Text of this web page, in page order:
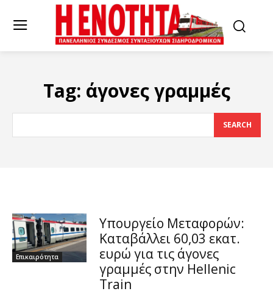
Tag: άγονες γραμμές
SEARCH
Επικαιρότητα
Υπουργείο Μεταφορών:
Καταβάλλει 60,03 εκατ.
ευρώ για τις άγονες
γραμμές στην Hellenic
Train